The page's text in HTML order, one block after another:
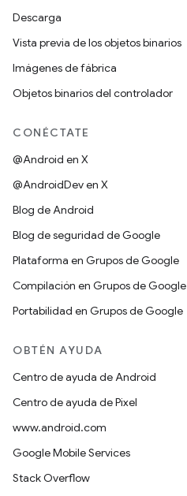
Descarga
Vista previa de los objetos binarios
Imágenes de fábrica
Objetos binarios del controlador
CONÉCTATE
@Android en X
@AndroidDev en X
Blog de Android
Blog de seguridad de Google
Plataforma en Grupos de Google
Compilación en Grupos de Google
Portabilidad en Grupos de Google
OBTÉN AYUDA
Centro de ayuda de Android
Centro de ayuda de Pixel
www.android.com
Google Mobile Services
Stack Overflow